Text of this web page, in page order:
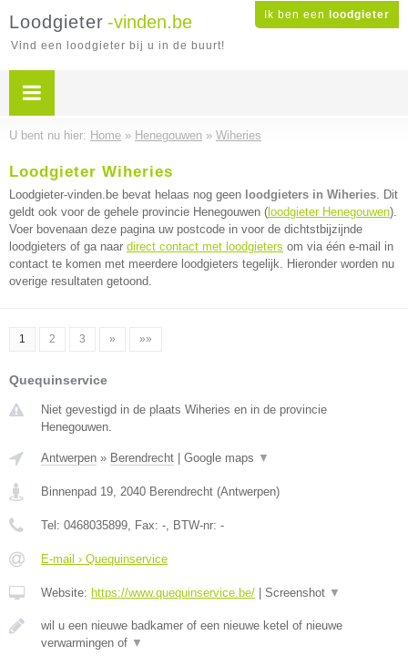
Ik ben een loodgieter
Loodgieter -vinden.be
Vind een loodgieter bij u in de buurt!
U bent nu hier: Home » Henegouwen » Wiheries
Loodgieter Wiheries
Loodgieter-vinden.be bevat helaas nog geen loodgieters in Wiheries. Dit
geldt ook voor de gehele provincie Henegouwen ( loodgieter Henegouwen).
Voer bovenaan deze pagina uw postcode in voor de dichtstbijzijnde
loodgieters of ga naar direct contact met loodgieters om via één e-mail in
contact te komen met meerdere loodgieters tegelijk. Hieronder worden nu
overige resultaten getoond.
1 2 3 » »»
Quequinservice
Niet gevestigd in de plaats Wiheries en in de provincie
Henegouwen.
Antwerpen » Berendrecht Google maps ▼
Binnenpad 19, 2040 Berendrecht (Antwerpen)
Tel: 0468035899, Fax: -, BTW-nr: -
E-mail › Quequinservice
Website: https://www.quequinservice.be/ Screenshot ▼
wil u een nieuwe badkamer of een nieuwe ketel of nieuwe
verwarmingen of ▼